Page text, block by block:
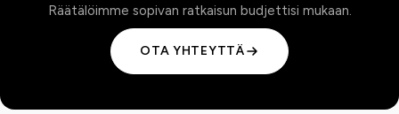
Räätälöimme sopivan ratkaisun budjettisi mukaan.
OTA YHTEYTTÄ